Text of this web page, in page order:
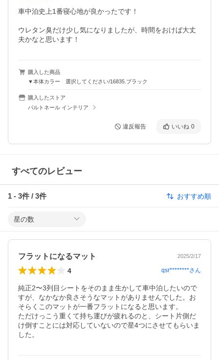
車中泊史上1番寝心地が良かったです！
ウレタン臭だけ少し気になりましたが、時間をおけば大丈
夫かなと思います！
購入した商品
▼本体カラー 選択してください/16835.ブラック
購入したストア
パルトネール インテリア
違反報告 いいね 0
すべてのレビュー
1 - 3件 / 3件 おすすめ順
星の数
フラットになるマット 2025/2/17
4 qsr********さん
純正2〜3列目シートをそのまま生かして車中泊したいので
すが、なかなか良さそうなマットがありませんでした。お
そらくこのマットが一番フラットになると思います。
ただけっこう重くて持ち運びが疲れるのと、シート片側だ
け倒すことには対応していないので星4つにさせてもらいま
した。